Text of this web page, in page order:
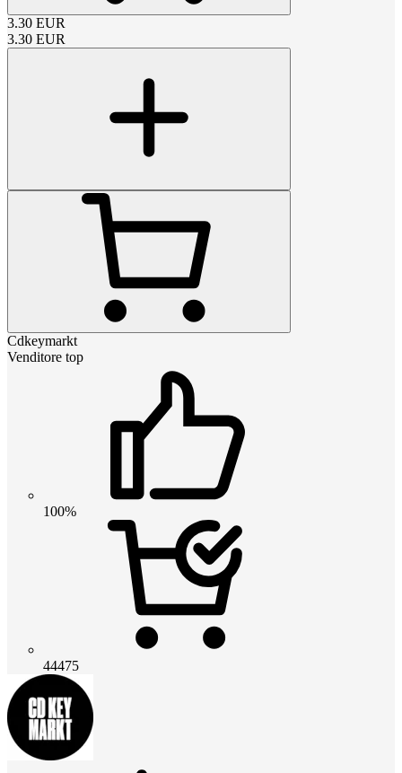
3.30 EUR
3.30 EUR
Cdkeymarkt
Venditore top
100%
44475